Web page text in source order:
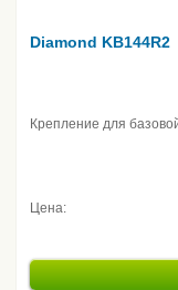
Diamond KB144R2
Крепление для
Цена: